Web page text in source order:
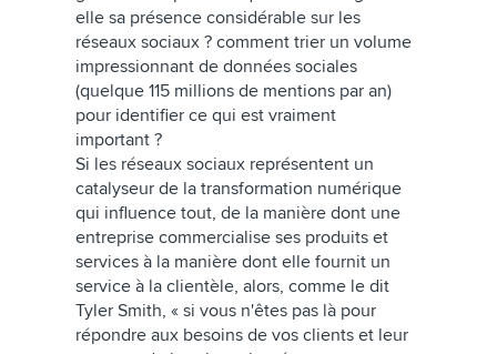
elle sa présence considérable sur les
réseaux sociaux ? comment trier un volume
impressionnant de données sociales
(quelque 115 millions de mentions par an)
pour identifier ce qui est vraiment
important ?
Si les réseaux sociaux représentent un
catalyseur de la transformation numérique
qui influence tout, de la manière dont une
entreprise commercialise ses produits et
services à la manière dont elle fournit un
service à la clientèle, alors, comme le dit
Tyler Smith, « si vous n'êtes pas là pour
répondre aux besoins de vos clients et leur